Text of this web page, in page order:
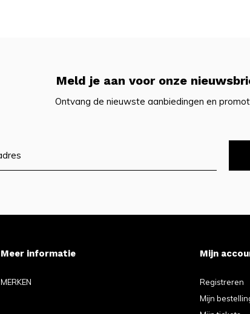
Meld je aan voor onze
Ontvang de nieuwste aanbiedingen en
Meer informatie
MERKEN
Mijn
Registreren
Mijn